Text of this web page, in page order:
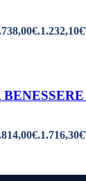
1.232,10€
1.716,30€